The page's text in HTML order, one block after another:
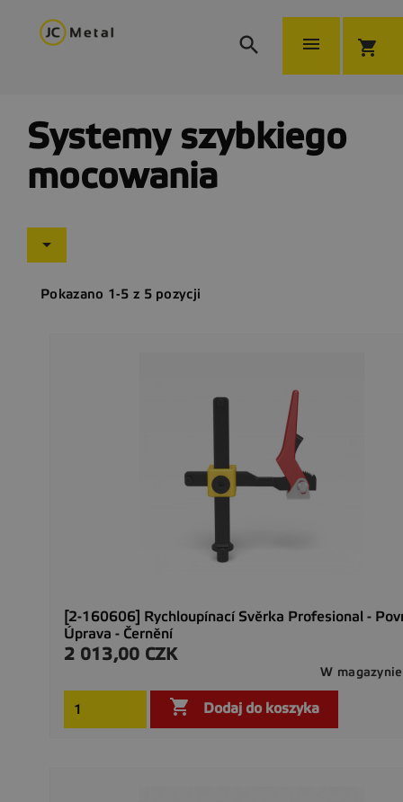
  shopping_cart
Systemy szybkiego
mocowania

Pokazano 1-5 z 5 pozycji
[2-160606] Rychloupínací Svěrka Profesional -
Úprava - Černění
Cena
2 013,00 CZK
W magazynie
 Dodaj do koszyka